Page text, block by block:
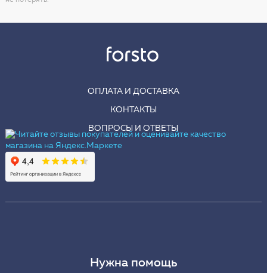
ОПЛАТА И ДОСТАВКА
КОНТАКТЫ
ВОПРОСЫ И ОТВЕТЫ
Нужна помощь